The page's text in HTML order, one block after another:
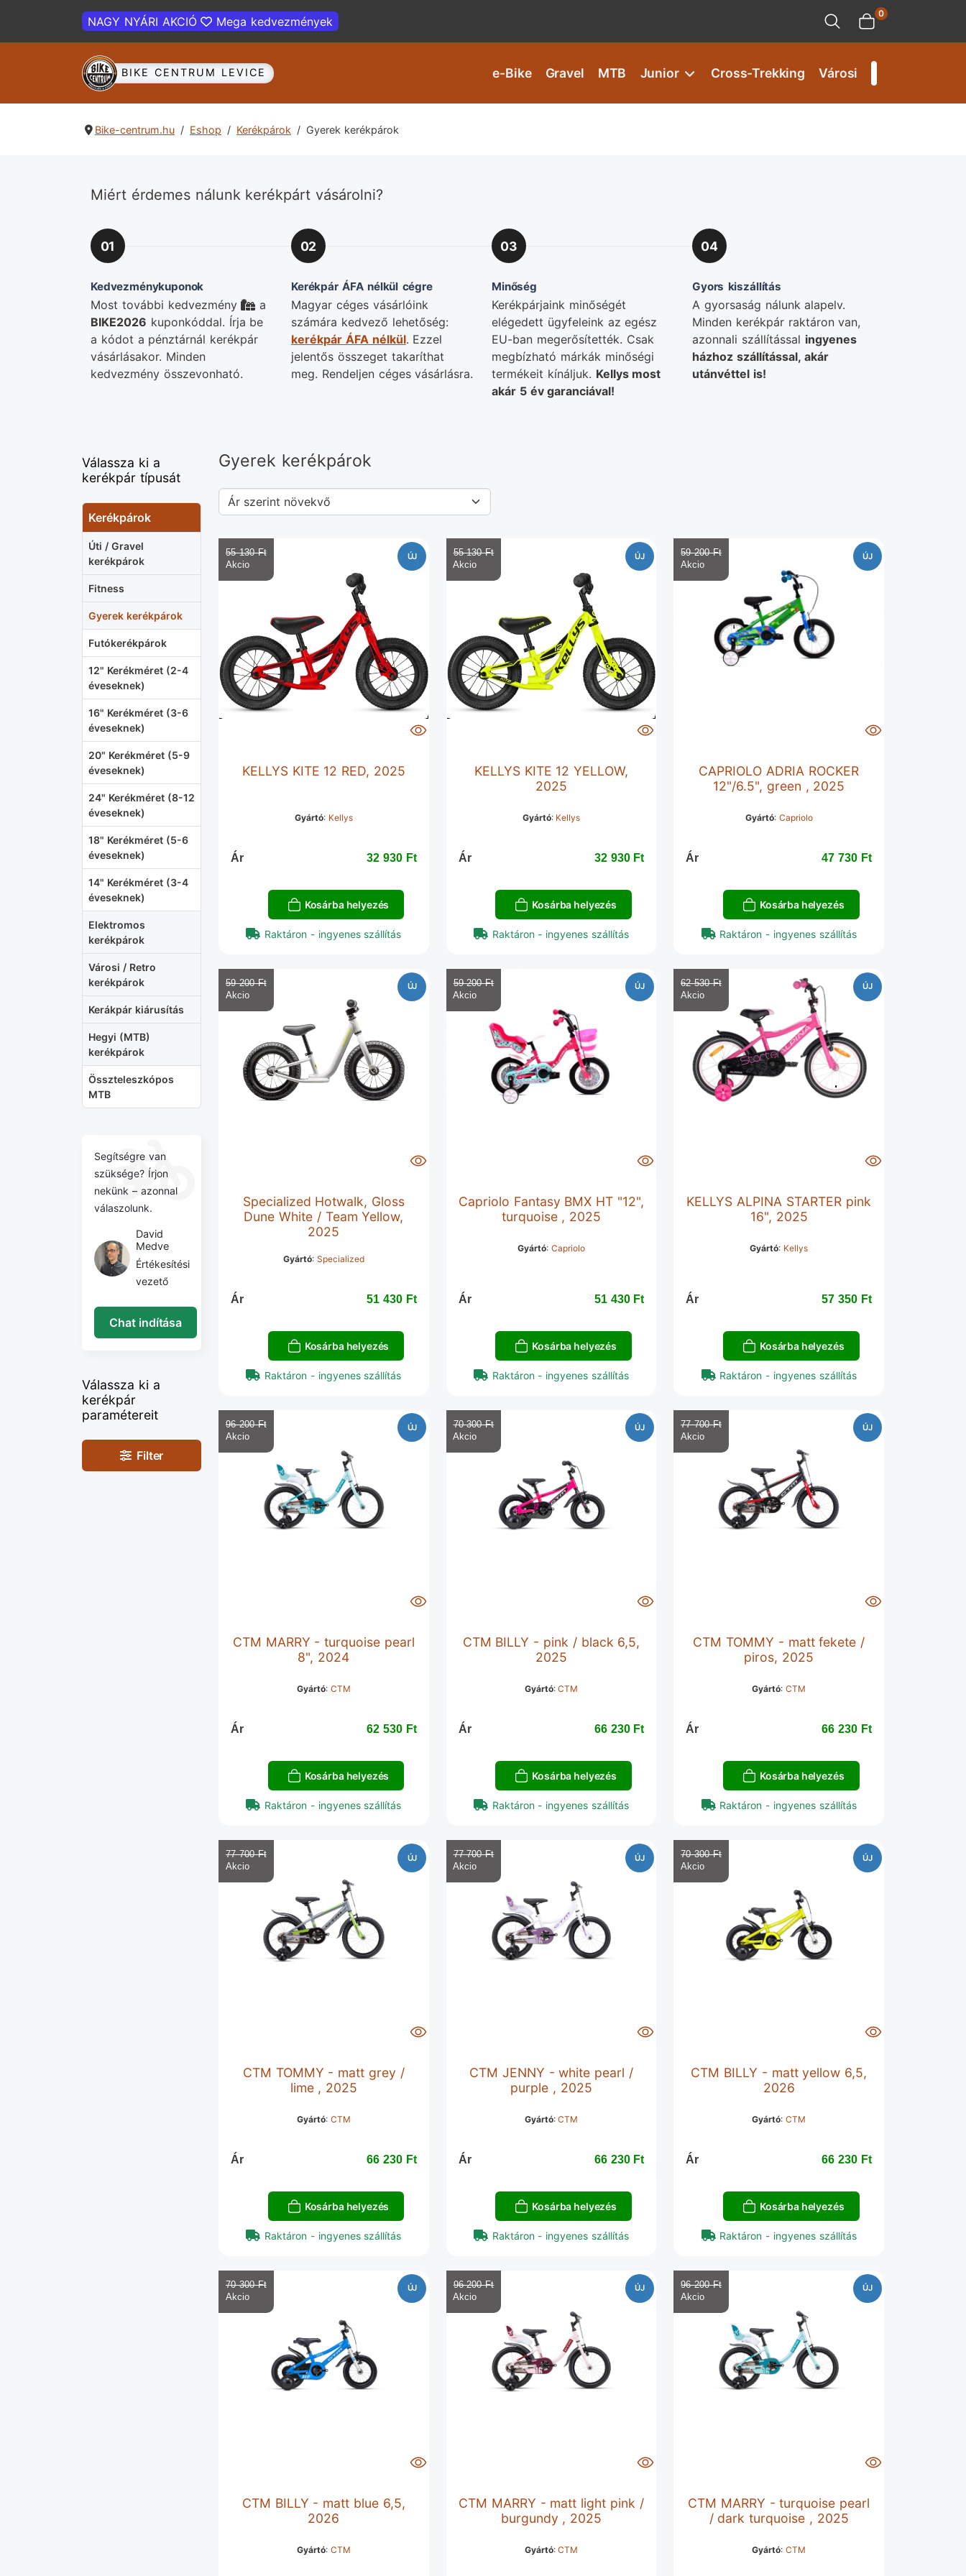
NAGY NYÁRI AKCIÓ Mega kedvezmények
0
BIKE CENTRUM LEVICE e-Bike Gravel MTB Junior Cross-Trekking Városi
Bike-centrum.hu Eshop Kerékpárok Gyerek kerékpárok
Miért érdemes nálunk kerékpárt vásárolni?
01
Kedvezménykuponok
Most további kedvezmény
a
BIKE2026 kuponkóddal. Írja be
a kódot a pénztárnál kerékpár
vásárlásakor. Minden
kedvezmény összevonható.
02
Kerékpár ÁFA nélkül cégre
Magyar céges vásárlóink
számára kedvező lehetőség:
kerékpár ÁFA nélkül. Ezzel
jelentős összeget takaríthat
meg. Rendeljen céges vásárlásra.
03
Minőség
Kerékpárjaink minőségét
elégedett ügyfeleink az egész
EU-ban megerősítették. Csak
megbízható márkák minőségi
termékeit kínáljuk. Kellys most
akár 5 év garanciával!
04
Gyors kiszállítás
A gyorsaság nálunk alapelv.
Minden kerékpár raktáron van,
azonnali szállítással ingyenes
házhoz szállítással, akár
utánvéttel is!
Válassza ki a
kerékpár típusát
Kerékpárok
Úti / Gravel
kerékpárok
Fitness
Gyerek kerékpárok
Futókerékpárok
12" Kerékméret (2-4
éveseknek)
16" Kerékméret (3-6
éveseknek)
20" Kerékméret (5-9
éveseknek)
24" Kerékméret (8-12
éveseknek)
18" Kerékméret (5-6
éveseknek)
14" Kerékméret (3-4
éveseknek)
Elektromos
kerékpárok
Városi / Retro
kerékpárok
Kerákpár kiárusítás
Hegyi (MTB)
kerékpárok
Összteleszkópos
MTB
Segítségre van
szüksége? Írjon
nekünk – azonnal
válaszolunk.
David
Medve
Értékesítési
vezető
Chat indítása
Válassza ki a
kerékpár
paramétereit
Filter
Gyerek kerékpárok
ÚJ
KELLYS KITE 12 RED, 2025
Gyártó: Kellys
55 130 Ft‎
Ár 32 930 Ft‎
Kosárba helyezés
Raktáron - ingyenes szállítás
ÚJ
KELLYS KITE 12 YELLOW,
2025
Gyártó: Kellys
55 130 Ft‎
Ár 32 930 Ft‎
Kosárba helyezés
Raktáron - ingyenes szállítás
ÚJ
CAPRIOLO ADRIA ROCKER
12"/6.5", green , 2025
Gyártó: Capriolo
59 200 Ft‎
Ár 47 730 Ft‎
Kosárba helyezés
Raktáron - ingyenes szállítás
ÚJ
Specialized Hotwalk, Gloss
Dune White / Team Yellow,
2025
Gyártó: Specialized
59 200 Ft‎
Ár 51 430 Ft‎
Kosárba helyezés
Raktáron - ingyenes szállítás
ÚJ
Capriolo Fantasy BMX HT "12",
turquoise , 2025
Gyártó: Capriolo
59 200 Ft‎
Ár 51 430 Ft‎
Kosárba helyezés
Raktáron - ingyenes szállítás
ÚJ
KELLYS ALPINA STARTER pink
16", 2025
Gyártó: Kellys
62 530 Ft‎
Ár 57 350 Ft‎
Kosárba helyezés
Raktáron - ingyenes szállítás
ÚJ
CTM MARRY - turquoise pearl
8", 2024
Gyártó: CTM
96 200 Ft‎
Ár 62 530 Ft‎
Kosárba helyezés
Raktáron - ingyenes szállítás
ÚJ
CTM BILLY - pink / black 6,5,
2025
Gyártó:CTM
70 300 Ft‎
Ár 66 230 Ft‎
Kosárba helyezés
Raktáron - ingyenes szállítás
ÚJ
CTM TOMMY - matt fekete /
piros, 2025
Gyártó:CTM
77 700 Ft‎
Ár 66 230 Ft‎
Kosárba helyezés
Raktáron - ingyenes szállítás
ÚJ
CTM TOMMY - matt grey /
lime , 2025
Gyártó: CTM
77 700 Ft‎
Ár 66 230 Ft‎
Kosárba helyezés
Raktáron - ingyenes szállítás
ÚJ
CTM JENNY - white pearl /
purple , 2025
Gyártó:CTM
77 700 Ft‎
Ár 66 230 Ft‎
Kosárba helyezés
Raktáron - ingyenes szállítás
ÚJ
CTM BILLY - matt yellow 6,5,
2026
Gyártó:CTM
70 300 Ft‎
Ár 66 230 Ft‎
Kosárba helyezés
Raktáron - ingyenes szállítás
ÚJ
CTM BILLY - matt blue 6,5,
2026
Gyártó: CTM
70 300 Ft‎ ÚJ
CTM MARRY - matt light pink /
burgundy , 2025
Gyártó:CTM
96 200 Ft‎ ÚJ
CTM MARRY - turquoise pearl
/ dark turquoise , 2025
Gyártó:CTM
96 200 Ft‎